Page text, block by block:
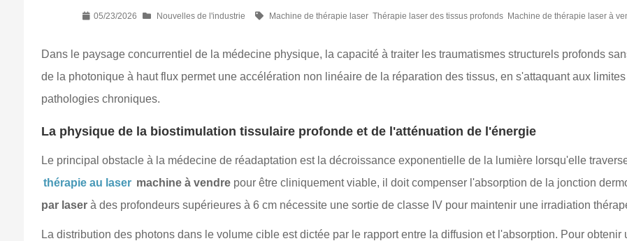
05/23/2026 Nouvelles de l'industrie Machine de thérapie laser Thérapie laser des tissus profonds Machine de thérapie laser à
Dans le paysage concurrentiel de la médecine physique, la capacité à traiter les traumatismes structurels profonds
de la photonique à haut flux permet une accélération non linéaire de la réparation des tissus, en s'attaquant aux
pathologies chroniques.
La physique de la biostimulation tissulaire profonde et de l'atténuation de l'énergie
Le principal obstacle à la médecine de réadaptation est la décroissance exponentielle de la lumière lorsqu'elle
thérapie au laser machine à vendre pour être cliniquement viable, il doit compenser l'absorption de la jonction
par laser à des profondeurs supérieures à 6 cm nécessite une sortie de classe IV pour maintenir une irradiation
La distribution des photons dans le volume cible est dictée par le rapport entre la diffusion et l'absorption. Pour